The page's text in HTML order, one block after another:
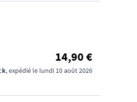
14,90 €
, expédié le lundi 10 août 2026